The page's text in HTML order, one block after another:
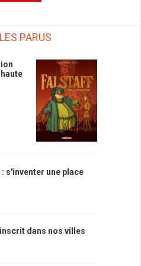
PARUS
: s'inventer une place
dans nos villes